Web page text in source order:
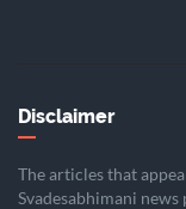
Disclaimer
The articles that
Svadesabhimani